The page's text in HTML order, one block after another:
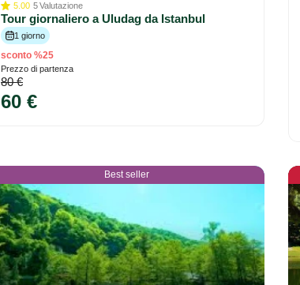
5.00 5Valutazione
Tour giornaliero a Uludag da Istanbul
1 giorno
sconto %25
Prezzo di partenza
80 €
60 €
Best seller